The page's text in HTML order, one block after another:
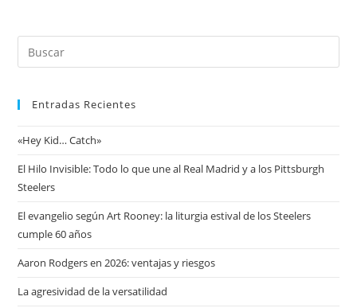
Entradas Recientes
«Hey Kid… Catch»
El Hilo Invisible: Todo lo que une al Real Madrid y a los Pittsburgh
Steelers
El evangelio según Art Rooney: la liturgia estival de los Steelers
cumple 60 años
Aaron Rodgers en 2026: ventajas y riesgos
La agresividad de la versatilidad